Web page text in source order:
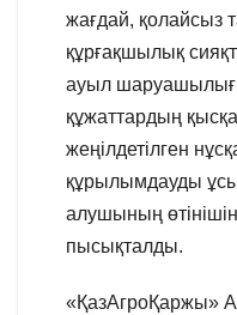
жағдай, қолайсыз
құрғақшылық
ауыл
құжаттардың
жеңілдетілген
құрылымдауды
алушының
пысықталды.
«ҚазАгроҚаржы»